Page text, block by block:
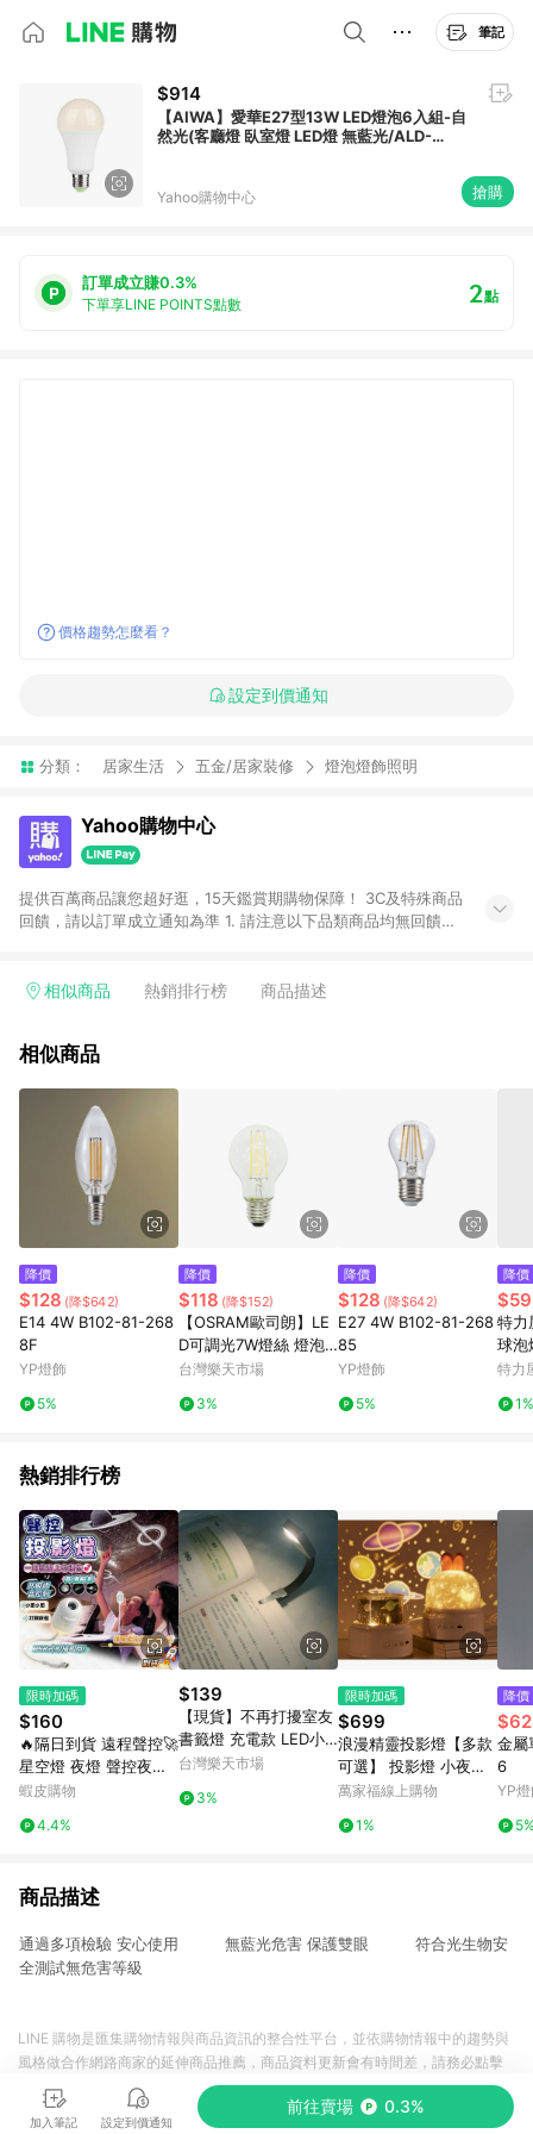
筆記
$914
【AIWA】愛華E27型13W LED燈泡6入組-自
然光(客廳燈 臥室燈 LED燈 無藍光/ALD-
Yahoo購物中心 搶購
訂單成立賺0.3%
下單享LINE POINTS點數 2點
價格趨勢怎麼看？
設定到價通知
分類： 居家生活 五金/居家裝修 燈泡燈飾照明
Yahoo購物中心
提供百萬商品讓您超好逛，15天鑑賞期購物保障！ 3C及特殊商品
回饋，請以訂單成立通知為準 1. 請注意以下品類商品均無回饋：
電玩/遊戲/相機/單眼/鏡頭/拍立得 [2024/6/1起適用] -內接硬
的購回饋活動享Yahoo超贈點回饋者 - 購物中心商店之商品：商
3. 訂單回饋金額將扣除運費/購物金/超贈點/福利金/紅利折抵/折
價券等虛擬貨幣折抵 4. 大宗採購或批發轉賣不具回饋資格： 如
有相關事證認定您為大宗採購、批發轉賣而非最終消費使用者，
相關認定以Yahoo購物中心之認定為準
相似商品 熱銷排行榜 商品描述
相似商品
降價
$128 (降$642)
E14 4W B102-81-268
8F
YP燈飾
5%
降價
$118 (降$152)
【OSRAM歐司朗】LE
D可調光7W燈絲 燈泡-
燈泡色(E27燈頭 調光
台灣樂天市場
3%
降價
$128 (降$642)
E27 4W B102-81-268
85
YP燈飾
5%
降價
$59
特力
球泡
特力
1%
熱銷排行榜
限時加碼
$160
🔥隔日到貨 遠程聲控🚀
星空燈 夜燈 聲控夜燈
小夜燈 氣氛燈 銀河投
車載星空燈
蝦皮購物
4.4%
$139
【現貨】不再打擾室友
書籤燈 充電款 LED小
夜燈 超薄 夜間LED 便
書燈 交換禮物｜領券最
台灣樂天市場
3%
限時加碼
$699
浪漫精靈投影燈【多款
可選】 投影燈 小夜燈
八款音效 投影 夜燈 禮
戀人 生日派對 海洋世
萬家福線上購物
1%
降價
金
6
YP
商品描述
通過多項檢驗 安心使用 無藍光危害 保護雙眼 符合光生物安
全測試無危害等級
加入筆記 設定到價通知
前往賣場 0.3%
LINE 購物是匯集購物情報與商品資訊的整合性平台，並依購物情報中的趨勢與
風格做合作網路商家的延伸商品推薦，商品資料更新會有時間差，請務必點擊
商品至各合作網路商家，確認現售價與購物條件，一切資訊以合作廠商網頁為
準。